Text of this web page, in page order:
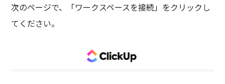
次のページで、「ワークスペースを接続」をクリックし
てください。